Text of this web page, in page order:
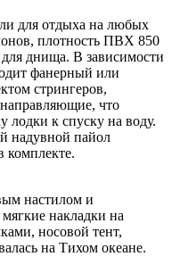
для отдыха на любых
плотность ПВХ 850
днища. В зависимости
фанерный или
стрингеров,
что
лодки к спуску на воду.
надувной пайол
комплекте.
настилом и
накладки на
носовой тент,
на Тихом океане.